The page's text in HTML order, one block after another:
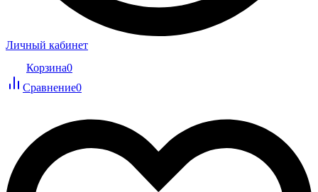
Личный кабинет
Корзина0
Сравнение0